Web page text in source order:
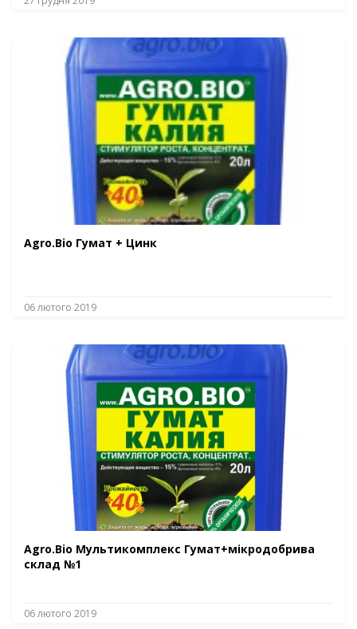
Agro.Bio Гумат + Цинк
06 лютого 2019
Agro.Bio Мультикомплекс Гумат+мікродобрива
склад №1
06 лютого 2019